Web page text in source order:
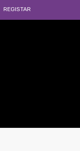
REGISTAR